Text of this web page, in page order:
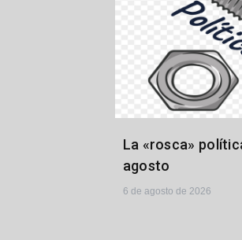
La «rosca»
agosto
6 de agosto de 2026